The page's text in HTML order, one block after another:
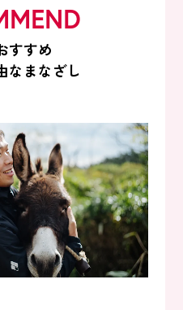
すすめ
なまなざし